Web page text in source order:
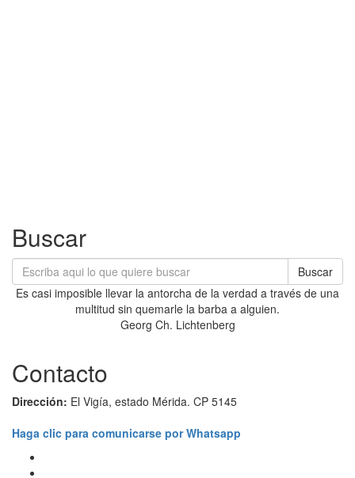
Buscar
Buscar
Es casi imposible llevar la antorcha de la verdad a través de una
multitud sin quemarle la barba a alguien.
Georg Ch. Lichtenberg
Contacto
Dirección: El Vigía, estado Mérida. CP 5145
Haga clic para comunicarse por Whatsapp